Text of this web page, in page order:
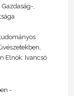
,
Elnök: Ivancsó
-